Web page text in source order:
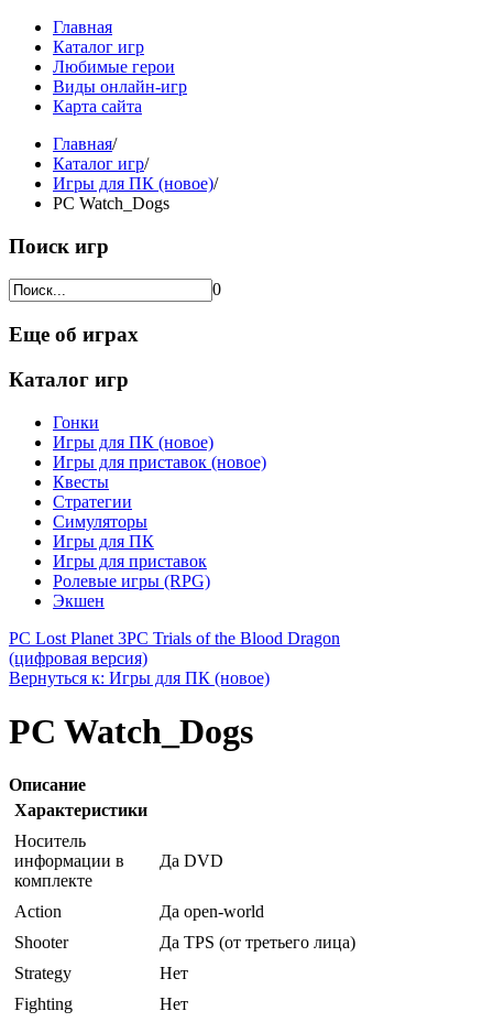
Главная
Каталог игр
Любимые герои
Виды онлайн-игр
Карта сайта
Главная/
Каталог игр/
Игры для ПК (новое)/
PC Watch_Dogs
Поиск игр
0
Еще об играх
Каталог игр
Гонки
Игры для ПК (новое)
Игры для приставок (новое)
Квесты
Стратегии
Симуляторы
Игры для ПК
Игры для приставок
Ролевые игры (RPG)
Экшен
PC Lost Planet 3PC Trials of the Blood Dragon
(цифровая версия)
Вернуться к: Игры для ПК (новое)
PC Watch_Dogs
Описание
Характеристики
Носитель
информации в
комплекте
Да DVD
Action
Да open-world
Shooter
Да TPS (от третьего лица)
Strategy
Нет
Fighting
Нет